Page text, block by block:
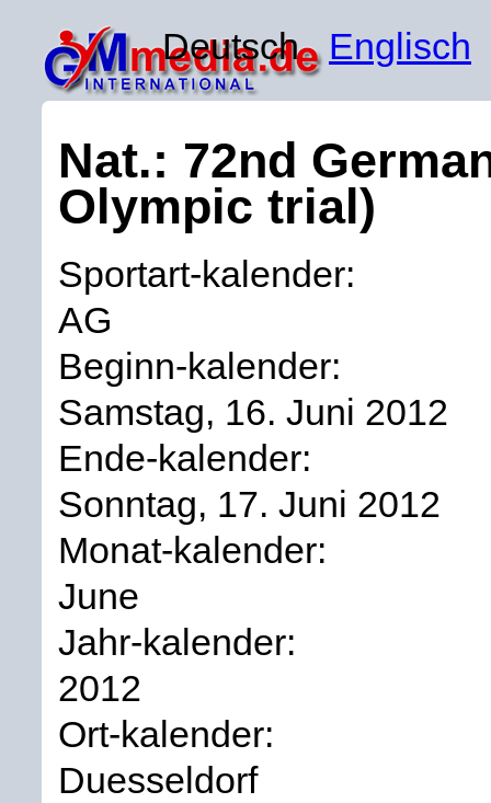
Deutsch Englisch
Nat.: 72nd
Olympic trial)
Sportart-kalender:
AG
Beginn-kalender:
Samstag, 16. Juni 2012
Ende-kalender:
Sonntag, 17. Juni 2012
Monat-kalender:
June
Jahr-kalender:
2012
Ort-kalender:
Duesseldorf